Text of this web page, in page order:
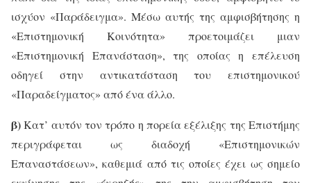
ισχύον «Παράδειγμα». Μέσω αυτής της αμφισβήτησης η
«Επιστημονική Κοινότητα» προετοιμάζει μιαν
«Επιστημονική Επανάσταση», της οποίας η επέλευση
οδηγεί στην αντικατάσταση του επιστημονικού
«Παραδείγματος» από ένα άλλο.
β)Κατ’ αυτόν τον τρόπο η πορεία εξέλιξης της Επιστήμης
περιγράφεται ως διαδοχή «Επιστημονικών
Επαναστάσεων», καθεμιά από τις οποίες έχει ως σημείο